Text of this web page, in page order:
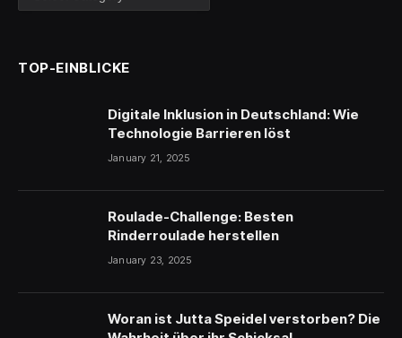
TOP-EINBLICKE
Digitale Inklusion in Deutschland: Wie
Technologie Barrieren löst
January 21, 2025
Roulade-Challenge: Besten
Rinderroulade herstellen
January 23, 2025
Woran ist Jutta Speidel verstorben? Die